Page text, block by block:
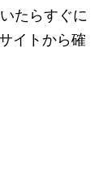
たらすぐに
イトから確